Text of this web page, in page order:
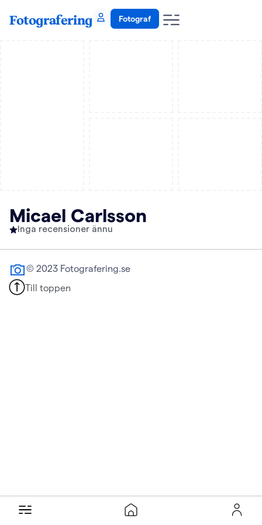
Fotografering Fotograf
Micael Carlsson
Inga recensioner ännu
© 2023 Fotografering.se
Till toppen